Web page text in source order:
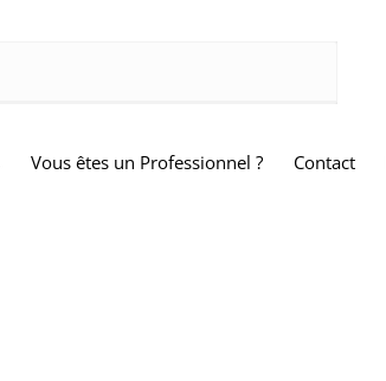
Vous êtes un Professionnel ? Contact